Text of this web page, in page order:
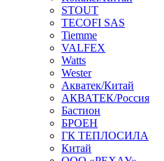
STOUT
TECOFI SAS
Tiemme
VALFEX
Watts
Wester
Акватек/Китай
АКВАТЕК/Россия
Бастион
БРОЕН
ГК ТЕПЛОСИЛА
Китай